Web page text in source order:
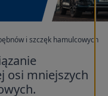
i szczęk hamulcowych
osi mniejszych